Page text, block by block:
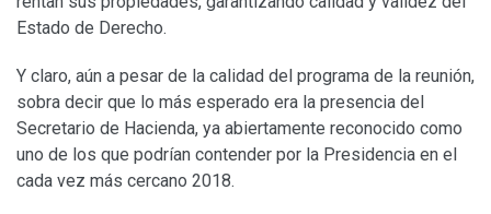
Estado de Derecho.
Y claro, aún a pesar de la calidad del programa de la reunión,
sobra decir que lo más esperado era la presencia del
Secretario de Hacienda, ya abiertamente reconocido como
uno de los que podrían contender por la Presidencia en el
cada vez más cercano 2018.